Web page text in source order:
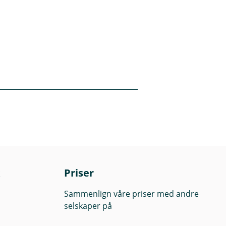
Priser
Sammenlign våre priser med andre
selskaper på